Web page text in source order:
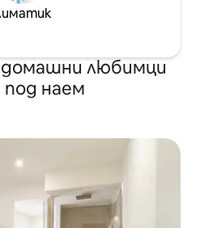
любимци
наем